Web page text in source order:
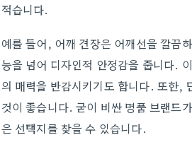
적습니다.
예를 들어, 어깨 견장은 어깨선을 깔끔
능을 넘어 디자인적 안정감을 줍니다.
의 매력을 반감시키기도 합니다. 또한,
것이 좋습니다. 굳이 비싼 명품 브랜드
은 선택지를 찾을 수 있습니다.